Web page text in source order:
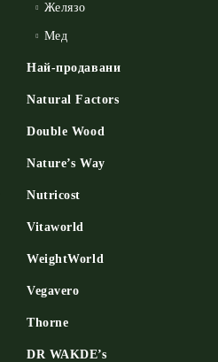
Желязо
Мед
Най-продавани
Natural Factors
Double Wood
Nature’s Way
Nutricost
Vitaworld
WeightWorld
Vegavero
Thorne
DR WAKDE’s